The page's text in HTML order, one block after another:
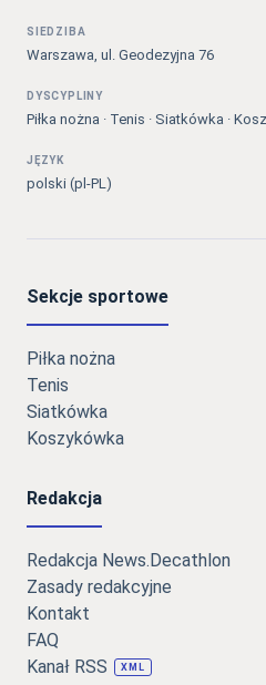
SIEDZIBA
Warszawa, ul. Geodezyjna 76
DYSCYPLINY
Piłka nożna · Tenis · Siatkówka ·
JĘZYK
polski (pl-PL)
Sekcje sportowe
Piłka nożna
Tenis
Siatkówka
Koszykówka
Redakcja
Redakcja News.Decathlon
Zasady redakcyjne
Kontakt
FAQ
Kanał RSS
XML